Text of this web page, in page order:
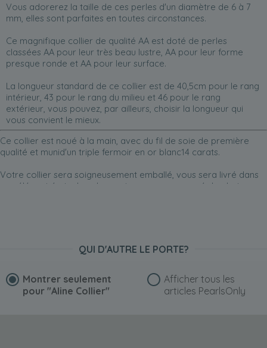
Vous adorerez la taille de ces perles d'un diamètre de 6 à 7
mm, elles sont parfaites en toutes circonstances.
Ce magnifique collier de qualité AA est doté de perles
classées AA pour leur très beau lustre, AA pour leur forme
presque ronde et AA pour leur surface.
La longueur standard de ce collier est de 40,5cm pour le rang
intérieur, 43 pour le rang du milieu et 46 pour le rang
extérieur, vous pouvez, par ailleurs, choisir la longueur qui
vous convient le mieux.
Ce collier est noué à la main, avec du fil de soie de première
qualité et munid'un triple fermoir en or blanc14 carats.
Votre collier sera soigneusement emballé, vous sera livré dans
son élégant écrin de velours et sera accompagné de plusieurs
QUI D'AUTRE LE PORTE?
Montrer seulement
pour "Aline Collier"
Afficher tous les
articles PearlsOnly